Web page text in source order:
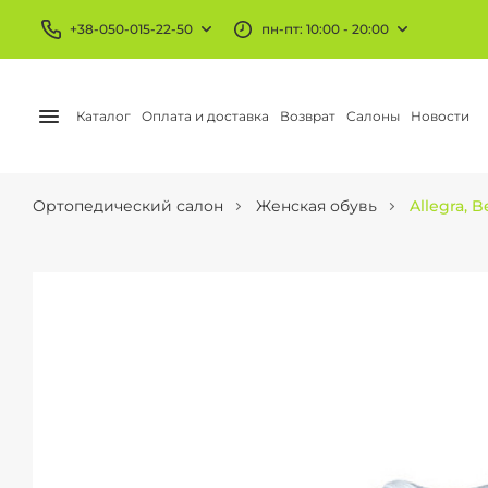
+38-050-015-22-50 пн-пт: 10:00 - 20:00
Каталог
БАНДАЖИ И ОРТЕЗЫ
Оплата и доставка Возврат Салоны Новости
Ортопедический салон Женская обувь Allegra,